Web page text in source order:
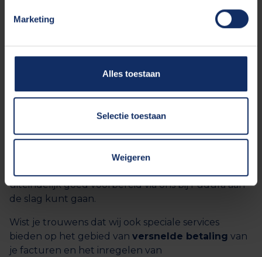
Marketing
Alles toestaan
Selectie toestaan
Weigeren
Het Circle8 team staat voor je klaar!
Ons team van consultants helpt je graag verder
belang dat bijvoorbeeld het reageren op een
aanvraag of het accepteren van de
wij goed bereikbaar voor je willen zijn op de manier
welke jou het beste uitkomt. Alles om je ervaring
uiteindelijk goed voorbereid via ons bij Fudura aan
de slag kunt gaan.
Wist je trouwens dat wij ook speciale services
bieden op het gebied van versnelde betaling van
je facturen en het inregelen van